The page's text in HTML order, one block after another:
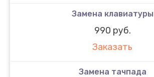
Замена клавиатуры
990 руб.
Заказать
Замена тачпада